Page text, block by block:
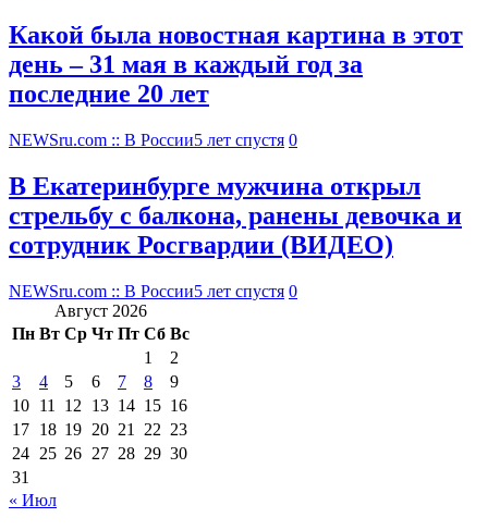
Какой была новостная картина в этот
день – 31 мая в каждый год за
последние 20 лет
NEWSru.com :: В России5 лет спустя 0
В Екатеринбурге мужчина открыл
стрельбу с балкона, ранены девочка и
сотрудник Росгвардии (ВИДЕО)
NEWSru.com :: В России5 лет спустя 0
Август 2026
Пн Вт Ср Чт Пт Сб Вс
1
2
3
4 5 6 7 8
9
10 11 12 13 14 15 16
17 18 19 20 21 22 23
24 25 26 27 28 29 30
31
« Июл